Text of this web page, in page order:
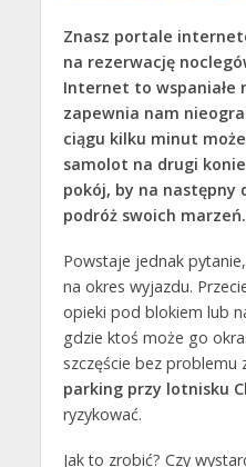
Znasz portale
na rezerwację
Internet to wspaniałe
zapewnia nam
ciągu kilku minut
samolot na drugi
pokój, by na następny
podróż swoich marzeń.
Powstaje jednak
na okres wyjazdu.
opieki pod blokiem lub
gdzie ktoś może go
szczęście bez problemu
parking przy lotnisku
ryzykować.
Jak to zrobić? Czy